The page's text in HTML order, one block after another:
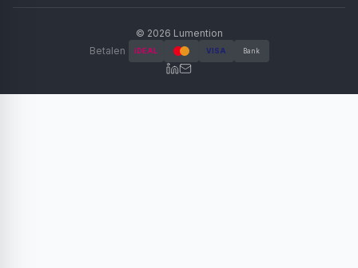
© 2026 Lumention
Betalen
iDEAL VISA Bank